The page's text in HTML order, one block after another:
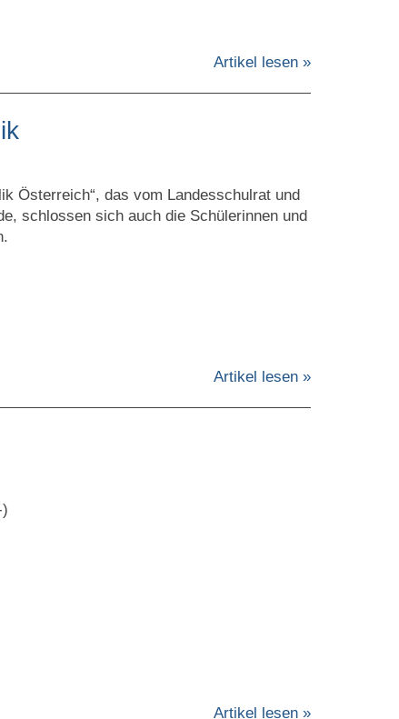
Artikel lesen »
Österreich“, das vom Landesschulrat und
schlossen sich auch die Schülerinnen und
Artikel lesen »
Artikel lesen »